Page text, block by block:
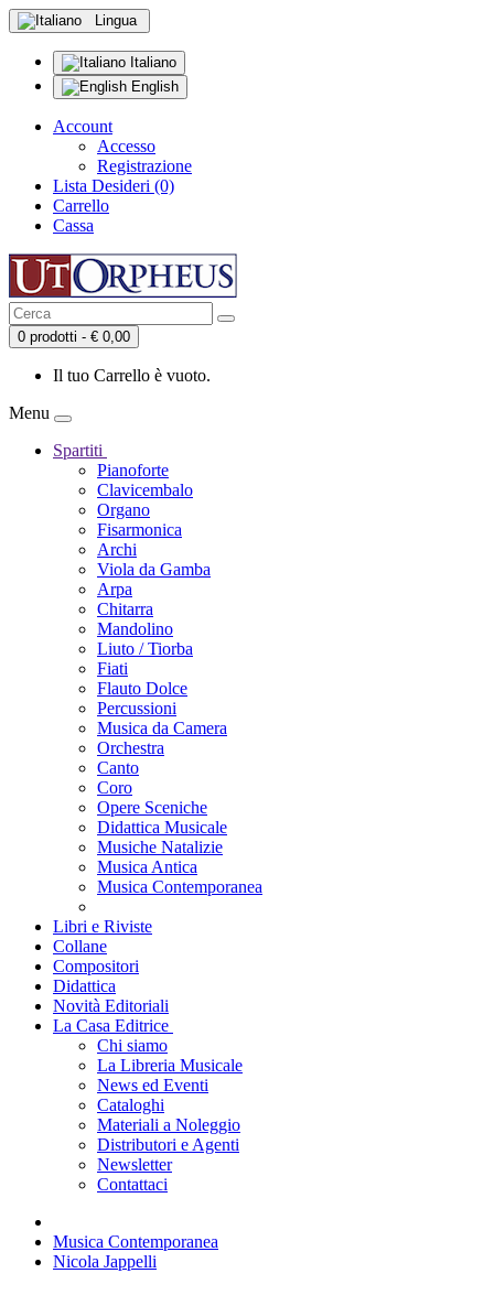
Lingua
Italiano
English
Account
Accesso
Registrazione
Lista Desideri (0)
Carrello
Cassa
0 prodotti - € 0,00
Il tuo Carrello è vuoto.
Menu
Spartiti
Pianoforte
Clavicembalo
Organo
Fisarmonica
Archi
Viola da Gamba
Arpa
Chitarra
Mandolino
Liuto / Tiorba
Fiati
Flauto Dolce
Percussioni
Musica da Camera
Orchestra
Canto
Coro
Opere Sceniche
Didattica Musicale
Musiche Natalizie
Musica Antica
Musica Contemporanea
Libri e Riviste
Collane
Compositori
Didattica
Novità Editoriali
La Casa Editrice
Chi siamo
La Libreria Musicale
News ed Eventi
Cataloghi
Materiali a Noleggio
Distributori e Agenti
Newsletter
Contattaci
Musica Contemporanea
Nicola Jappelli